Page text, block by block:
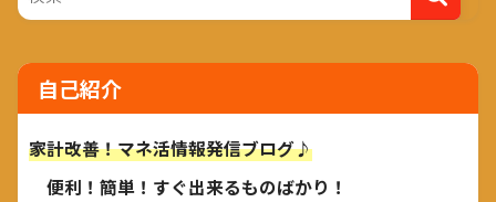
自己紹介
家計改善！マネ活情報発信ブログ♪
便利！簡単！すぐ出来るものばかり！